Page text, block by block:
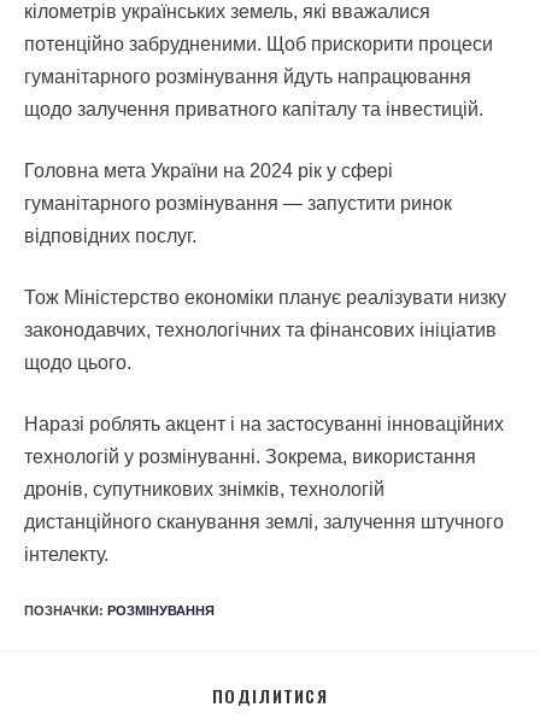
кілометрів українських земель, які вважалися
потенційно забрудненими. Щоб прискорити процеси
гуманітарного розмінування йдуть напрацювання
щодо залучення приватного капіталу та інвестицій.
Головна мета України на 2024 рік у сфері
гуманітарного розмінування — запустити ринок
відповідних послуг.
Тож Міністерство економіки планує реалізувати низку
законодавчих, технологічних та фінансових ініціатив
щодо цього.
Наразі роблять акцент і на застосуванні інноваційних
технологій у розмінуванні. Зокрема, використання
дронів, супутникових знімків, технологій
дистанційного сканування землі, залучення штучного
інтелекту.
ПОЗНАЧКИ : РОЗМІНУВАННЯ
ПОДІЛИТИСЯ